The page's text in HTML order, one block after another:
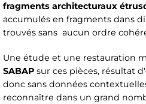
fragments architecturaux
accumulés en fragments dans
trouvés sans aucun ordre
Une étude et une restauration
SABAP sur ces pièces, résultat
donc sans données
reconnaître dans un grand